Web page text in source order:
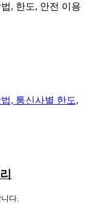
, 한도, 안전 이용
, 통신사별 한도,
다.